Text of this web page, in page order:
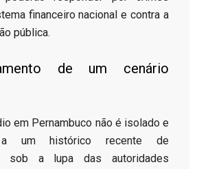
financeiro nacional e contra a
pública.
de um cenário
em Pernambuco não é isolado e
a um histórico recente de
sob a lupa das autoridades